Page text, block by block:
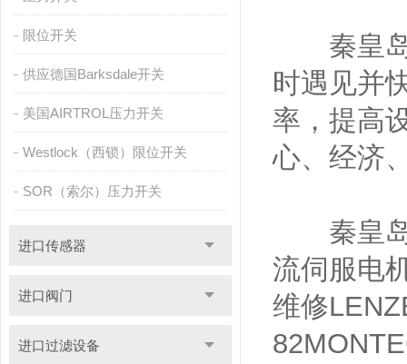
限位开关
供应德国Barksdale开关
美国AIRTROL压力开关
Westlock（西锁）限位开关
SOR（索尔）压力开关
进口传感器
进口阀门
进口过滤设备
秦皇岛
时遇见并
率，提高
心、经济
秦皇岛
流伺服电
维修